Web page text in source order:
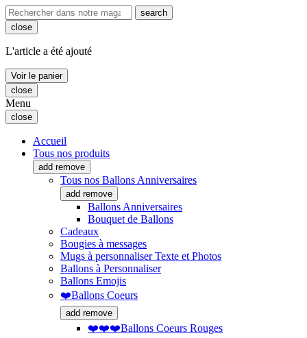
search
close
L'article a été ajouté
Voir le panier
close
Menu
close
Accueil
Tous nos produits
add remove
Tous nos Ballons Anniversaires
add remove
Ballons Anniversaires
Bouquet de Ballons
Cadeaux
Bougies à messages
Mugs à personnaliser Texte et Photos
Ballons à Personnaliser
Ballons Emojis
❤️Ballons Coeurs
add remove
❤️❤️❤️Ballons Coeurs Rouges